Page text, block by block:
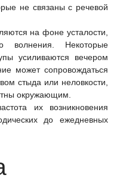
не связаны с речевой
на фоне усталости,
волнения. Некоторые
усиливаются вечером
может сопровождаться
стыда или неловкости,
окружающим.
их возникновения
до ежедневных